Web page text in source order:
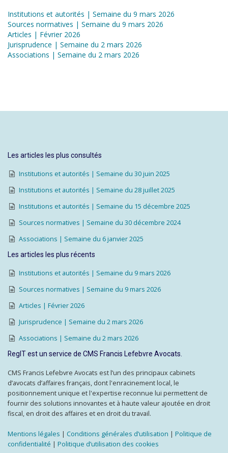
Institutions et autorités | Semaine du 9 mars 2026
Sources normatives | Semaine du 9 mars 2026
Articles | Février 2026
Jurisprudence | Semaine du 2 mars 2026
Associations | Semaine du 2 mars 2026
Les articles les plus consultés
Institutions et autorités | Semaine du 30 juin 2025
Institutions et autorités | Semaine du 28 juillet 2025
Institutions et autorités | Semaine du 15 décembre 2025
Sources normatives | Semaine du 30 décembre 2024
Associations | Semaine du 6 janvier 2025
Les articles les plus récents
Institutions et autorités | Semaine du 9 mars 2026
Sources normatives | Semaine du 9 mars 2026
Articles | Février 2026
Jurisprudence | Semaine du 2 mars 2026
Associations | Semaine du 2 mars 2026
RegIT est un service de CMS Francis Lefebvre Avocats.
CMS Francis Lefebvre Avocats est l’un des principaux cabinets
d’avocats d’affaires français, dont l'enracinement local, le
positionnement unique et l'expertise reconnue lui permettent de
fournir des solutions innovantes et à haute valeur ajoutée en droit
fiscal, en droit des affaires et en droit du travail.
Mentions légales | Conditions générales d’utilisation | Politique de
confidentialité | Politique d’utilisation des cookies